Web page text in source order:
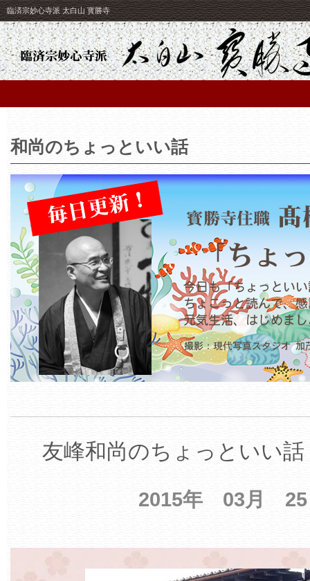
臨済宗妙心寺派 太白山 寳勝寺
和尚のちょっといい話
友峰和尚のちょっといい
2015年 03月